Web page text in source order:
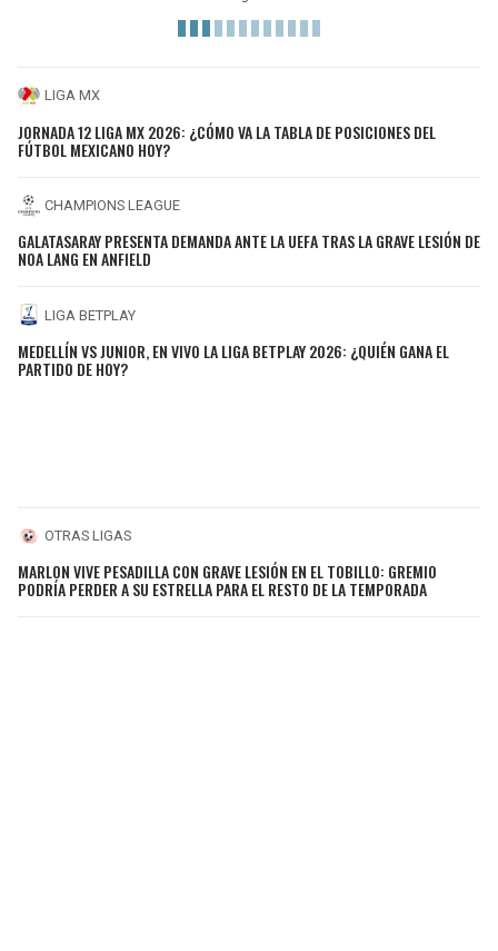
LIGA MX
JORNADA 12 LIGA MX 2026: ¿CÓMO VA LA TABLA DE POSICIONES DEL
FÚTBOL MEXICANO HOY?
CHAMPIONS LEAGUE
GALATASARAY PRESENTA DEMANDA ANTE LA UEFA TRAS LA GRAVE LESIÓN DE
NOA LANG EN ANFIELD
LIGA BETPLAY
MEDELLÍN VS JUNIOR, EN VIVO LA LIGA BETPLAY 2026: ¿QUIÉN GANA EL
PARTIDO DE HOY?
OTRAS LIGAS
MARLON VIVE PESADILLA CON GRAVE LESIÓN EN EL TOBILLO: GREMIO
PODRÍA PERDER A SU ESTRELLA PARA EL RESTO DE LA TEMPORADA